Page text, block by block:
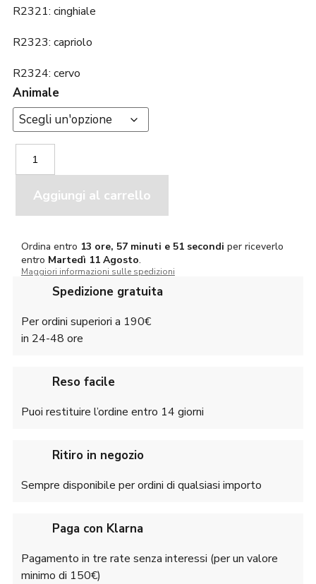
R2321: cinghiale
R2323: capriolo
R2324: cervo
Animale
Riserva
Tracolla
per
Carabina
Cordura
con
Ricami
Animali
quantità
Aggiungi al carrello
Ordina entro 13 ore, 57 minuti e 51 secondi per riceverlo
entro Martedì 11 Agosto.
Maggiori informazioni sulle spedizioni
Spedizione gratuita
Per ordini superiori a 190€
in 24-48 ore
Reso facile
Puoi restituire l’ordine entro 14 giorni
Ritiro in negozio
Sempre disponibile per ordini di qualsiasi importo
Paga con Klarna
Pagamento in tre rate senza interessi (per un valore
minimo di 150€)